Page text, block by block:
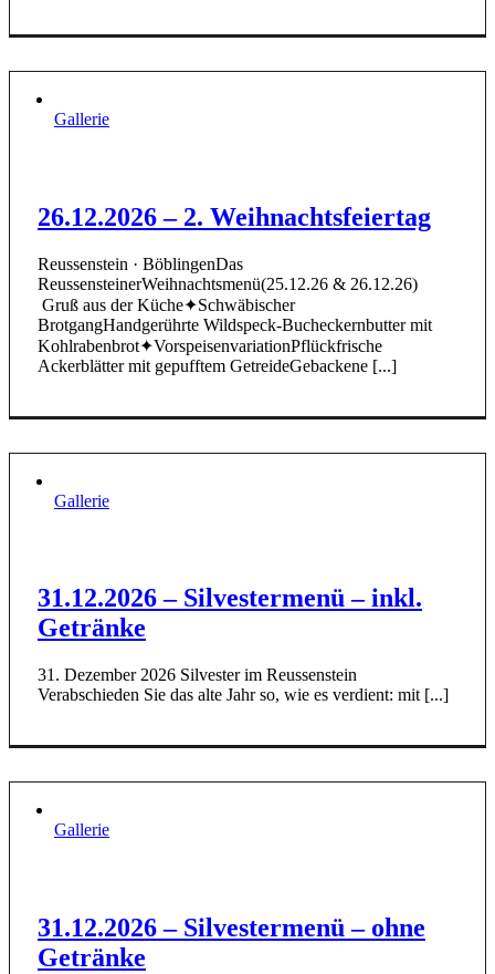
Gallerie
26.12.2026 – 2. Weihnachtsfeiertag
Reussenstein · BöblingenDas
ReussensteinerWeihnachtsmenü(25.12.26 & 26.12.26)
Gruß aus der Küche✦Schwäbischer
BrotgangHandgerührte Wildspeck-Bucheckernbutter mit
Kohlrabenbrot✦VorspeisenvariationPflückfrische
Ackerblätter mit gepufftem GetreideGebackene [...]
Gallerie
31.12.2026 – Silvestermenü – inkl.
Getränke
31. Dezember 2026 Silvester im Reussenstein
Verabschieden Sie das alte Jahr so, wie es verdient: mit [...]
Gallerie
31.12.2026 – Silvestermenü – ohne
Getränke